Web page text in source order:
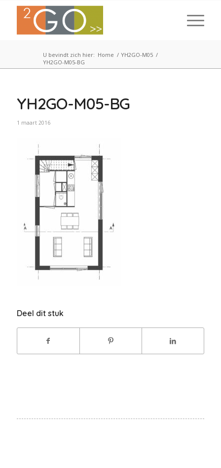
U bevindt zich hier: Home / YH2GO-M05 /
YH2GO-M05-BG
YH2GO-M05-BG
1 maart 2016
Deel dit stuk